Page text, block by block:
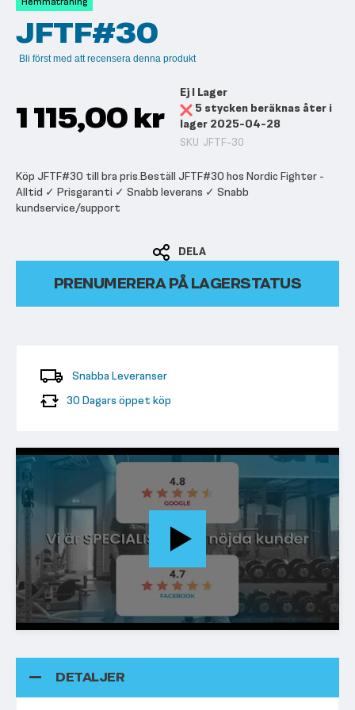
bildgalleriet
JFTF#30
Bli först med att recensera denna produkt
1 115,00 kr
Ej I Lager
5 stycken beräknas åter i
lager 2025-04-28
SKU JFTF-30
Köp JFTF#30 till bra pris.Beställ JFTF#30 hos Nordic Fighter -
Alltid ✓ Prisgaranti ✓ Snabb leverans ✓ Snabb
kundservice/support
DELA
PRENUMERERA PÅ LAGERSTATUS
Snabba Leveranser
30 Dagars öppet köp
DETALJER